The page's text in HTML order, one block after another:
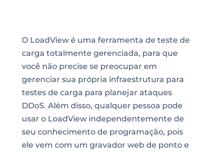
O LoadView é uma ferramenta de teste de
carga totalmente gerenciada, para que
você não precise se preocupar em
gerenciar sua própria infraestrutura para
testes de carga para planejar ataques
DDoS. Além disso, qualquer pessoa pode
usar o LoadView independentemente de
seu conhecimento de programação, pois
ele vem com um gravador web de ponto e